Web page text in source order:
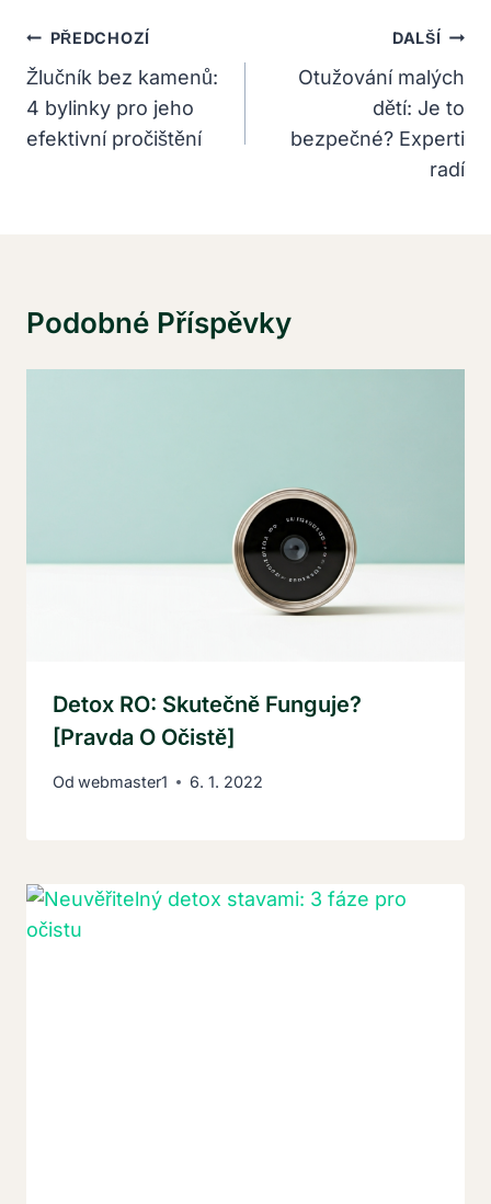
Navigace
Pro
Příspěvek
PŘEDCHOZÍ
Žlučník bez kamenů:
4 bylinky pro jeho
efektivní pročištění
DALŠÍ
Otužování malých
dětí: Je to
bezpečné? Experti
radí
Podobné Příspěvky
Detox RO: Skutečně Funguje?
[Pravda O Očistě]
Od webmaster1 6. 1. 2022